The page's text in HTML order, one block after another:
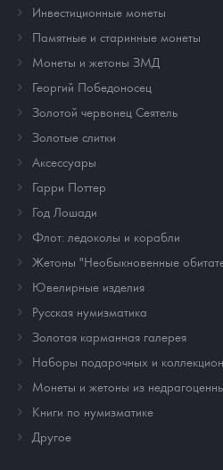
Инвестиционные монеты
Памятные и старинные монеты
Монеты и жетоны ЗМД
Георгий Победоносец
Золотой червонец Сеятель
Золотые слитки
Аксессуары
Гарри Поттер
Год Лошади
Флот: ледоколы и корабли
Жетоны "Необыкновенные
Ювелирные изделия
Русская нумизматика
Золотая карманная галерея
Наборы подарочных и
Монеты и жетоны из
Книги по нумизматике
Другое